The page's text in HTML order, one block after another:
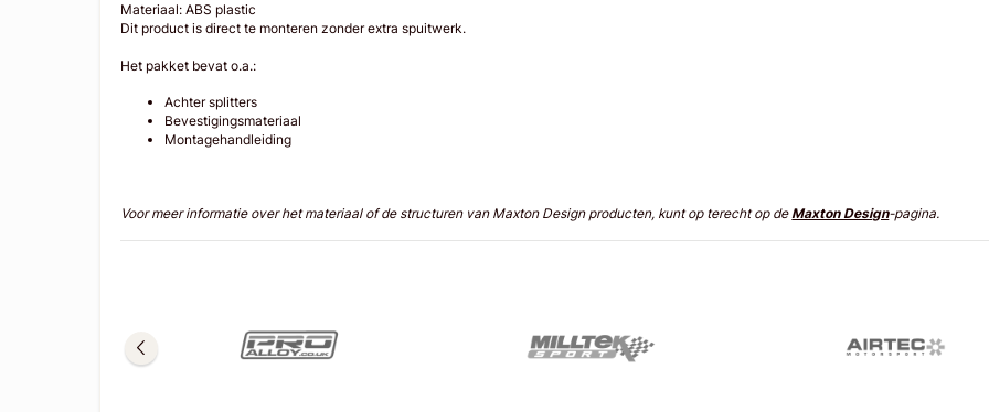
Materiaal: ABS plastic
Dit product is direct te monteren zonder extra spuitwerk.
Het pakket bevat o.a.:
Achter splitters
Bevestigingsmateriaal
Montagehandleiding
Voor meer informatie over het materiaal of de structuren van Maxton Design producten, kunt op terecht op deMaxton Design-pagina.